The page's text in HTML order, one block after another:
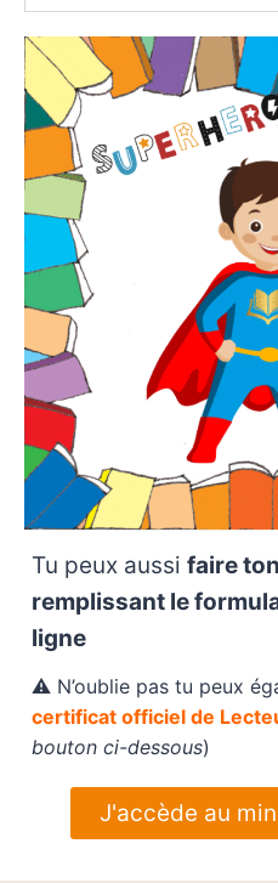
Tu peux aussi faire
remplissant le
ligne
⚠️ N’oublie pas tu peux
certificat officiel de
bouton ci-dessous)
J'accède au